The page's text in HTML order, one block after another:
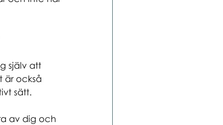
själv att
är också
sätt.
av dig och